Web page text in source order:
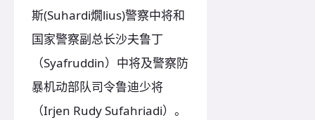
斯(Suhardi燗lius)警察中将和
国家警察副总长沙夫鲁丁
（Syafruddin）中将及警察防
暴机动部队司令鲁迪少将
（Irjen Rudy Sufahriadi）。